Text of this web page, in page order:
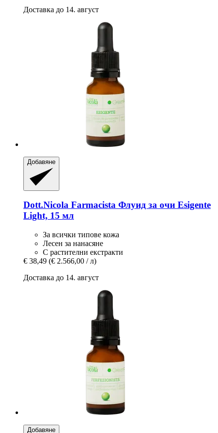
Доставка до 14. август
Добавяне
Dott.Nicola Farmacista Флуид за очи Esigente
Light, 15 мл
За всички типове кожа
Лесен за нанасяне
С растителни екстракти
€ 38,49 (€ 2.566,00 / л)
Доставка до 14. август
Добавяне